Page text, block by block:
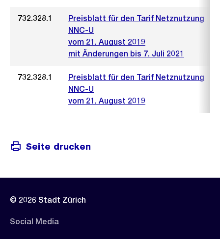
732.328.1
Preisblatt für den Tarif Netznutzung
NNC-U
vom 21. August 2019
mit Änderungen bis 7. Juli 2021
732.328.1
Preisblatt für den Tarif Netznutzung
NNC-U
vom 21. August 2019
Seite drucken
© 2026 Stadt Zürich
Social Media